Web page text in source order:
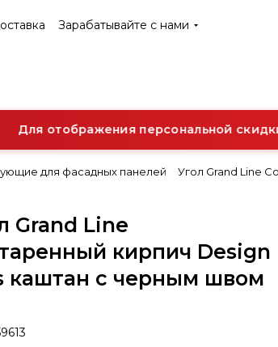
Зарабатывайте с нами
Для отображения персональной
для фасадных панелей
Угол Grand Line
Grand Line
кирпич Design
каштан с черным швом